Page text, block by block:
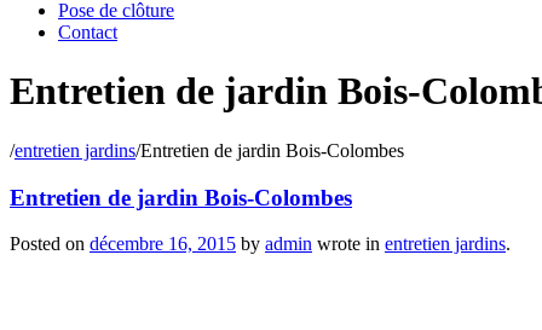
Pose de clôture
Contact
Entretien de jardin Bois-
/entretien jardins/Entretien de jardin Bois-Colombes
Entretien de jardin Bois-Colombes
Posted on décembre 16, 2015 by admin wrote in entretien jardins.